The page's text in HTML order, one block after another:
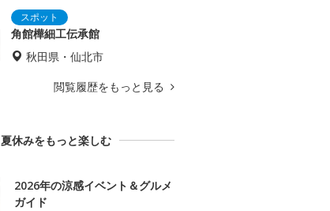
角館樺細工伝承館
秋田県・仙北市
閲覧履歴をもっと見る
夏休みをもっと楽しむ
2026年の涼感イベント＆グルメ
ガイド